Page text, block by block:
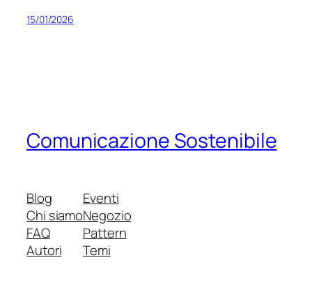
15/01/2026
Comunicazione Sostenibile
Blog
Chi siamo
FAQ
Autori
Eventi
Negozio
Pattern
Temi